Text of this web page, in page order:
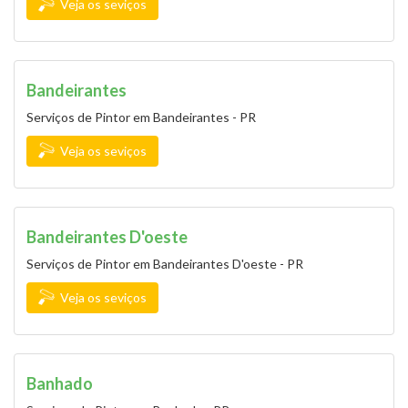
Veja os seviços
Bandeirantes
Serviços de Pintor em Bandeirantes - PR
Veja os seviços
Bandeirantes D'oeste
Serviços de Pintor em Bandeirantes D'oeste - PR
Veja os seviços
Banhado